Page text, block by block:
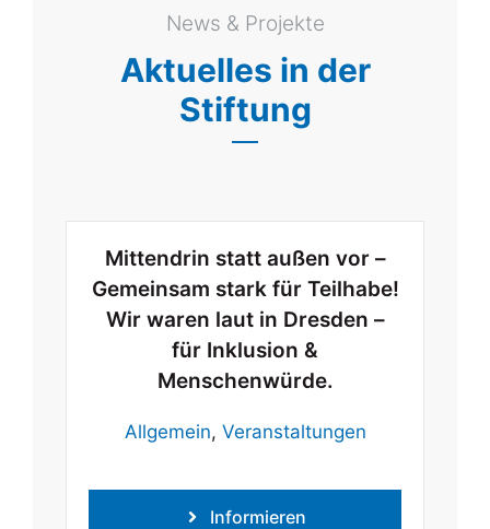
News & Projekte
Aktuelles in der
Stiftung
Mittendrin statt außen vor –
Gemeinsam stark für Teilhabe!
Wir waren laut in Dresden –
für Inklusion &
Menschenwürde.
Allgemein, Veranstaltungen
Informieren